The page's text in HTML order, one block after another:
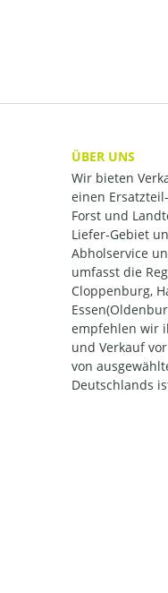
ÜBER UNS
Wir bieten
einen
Forst und
Liefer-Gebiet
Abholservice
umfasst die
Cloppenburg,
empfehlen wir
und Verkauf
von
Deutschlands